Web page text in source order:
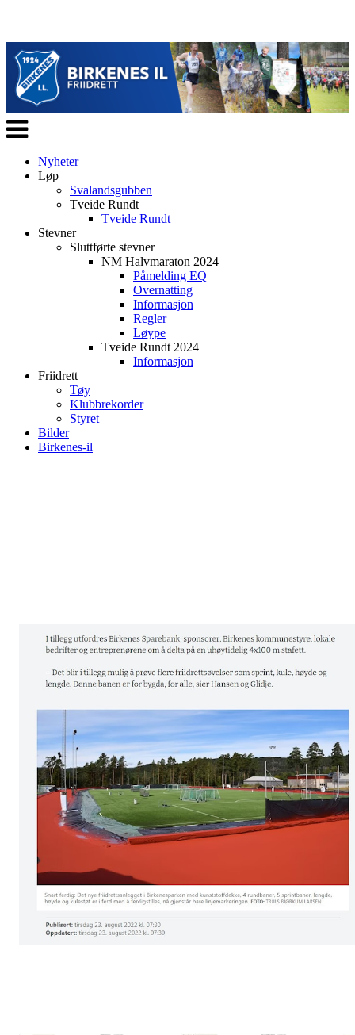
Veksle
navigasjon
Nyheter
Løp
Svalandsgubben
Tveide Rundt
Tveide Rundt
Stevner
Sluttførte stevner
NM Halvmaraton 2024
Påmelding EQ
Overnatting
Informasjon
Regler
Løype
Tveide Rundt 2024
Informasjon
Friidrett
Tøy
Klubbrekorder
Styret
Bilder
Birkenes-il